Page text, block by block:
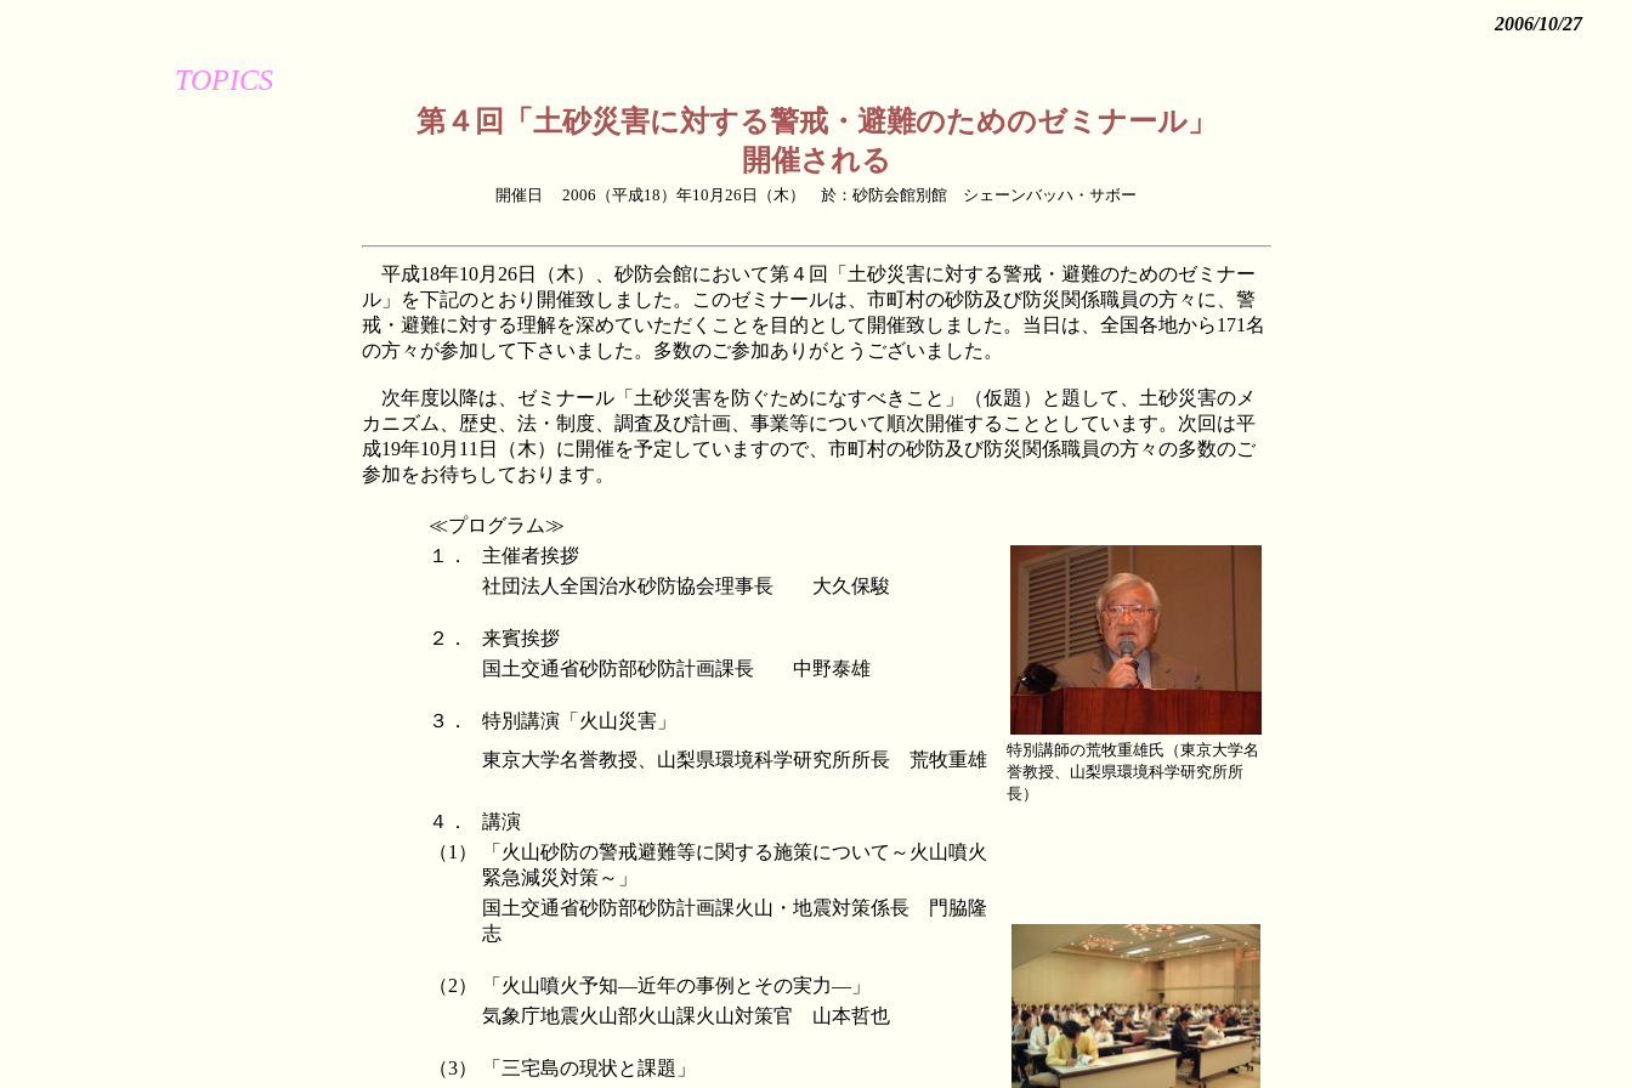
2006/10/27
TOPICS
第４回「土砂災害に対する警戒・避難のためのゼミナール」
開催される
開催日 2006（平成18）年10月26日（木） 於：砂防会館別館 シェーンバッハ・サボー
平成18年10月26日（木）、砂防会館において第４回「土砂災害に対する警戒・避難のためのゼミナー
ル」を下記のとおり開催致しました。このゼミナールは、市町村の砂防及び防災関係職員の方々に、警
戒・避難に対する理解を深めていただくことを目的として開催致しました。当日は、全国各地から171名
の方々が参加して下さいました。多数のご参加ありがとうございました。
次年度以降は、ゼミナール「土砂災害を防ぐためになすべきこと」（仮題）と題して、土砂災害のメ
カニズム、歴史、法・制度、調査及び計画、事業等について順次開催することとしています。次回は平
成19年10月11日（木）に開催を予定していますので、市町村の砂防及び防災関係職員の方々の多数のご
参加をお待ちしております。
≪プログラム≫
１．
主催者挨拶
社団法人全国治水砂防協会理事長 大久保駿
２．
来賓挨拶
国土交通省砂防部砂防計画課長 中野泰雄
３．
特別講演「火山災害」
東京大学名誉教授、山梨県環境科学研究所所長 荒牧重雄
特別講師の荒牧重雄氏（東京大学名
誉教授、山梨県環境科学研究所所
長）
４．
講演
（1）
「火山砂防の警戒避難等に関する施策について～火山噴火
緊急減災対策～」
国土交通省砂防部砂防計画課火山・地震対策係長 門脇隆
志
（2）
「火山噴火予知―近年の事例とその実力―」
気象庁地震火山部火山課火山対策官 山本哲也
（3） 「三宅島の現状と課題」